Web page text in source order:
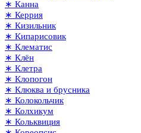
∗ Канна
∗ Керрия
∗ Кизильник
∗ Кипарисовик
∗ Клематис
∗ Клён
∗ Клетра
∗ Клопогон
∗ Клюква и брусника
∗ Колокольчик
∗ Колхикум
∗ Кольквиция